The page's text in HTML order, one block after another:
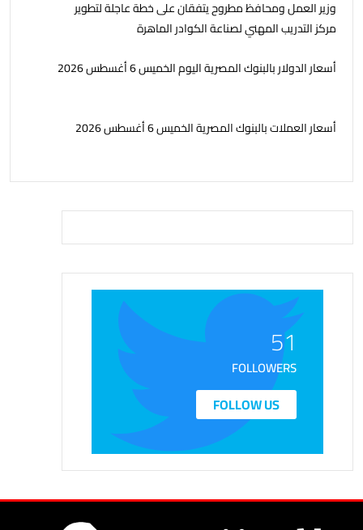
وزير العمل ومحافظ مطروح يتفقان على خطة عاجلة لتطوير
مركز التدريب المهني لصناعة الكوادر الماهرة
أسعار الدولار بالبنوك المصرية اليوم الخميس 6 أغسطس 2026
أسعار العملات بالبنوك المصرية الخميس 6 أغسطس 2026
51
FOLLOWERS
FOLLOW US